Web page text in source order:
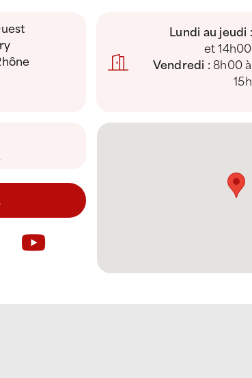
Lundi au jeudi :
et
Vendredi :8h00 à